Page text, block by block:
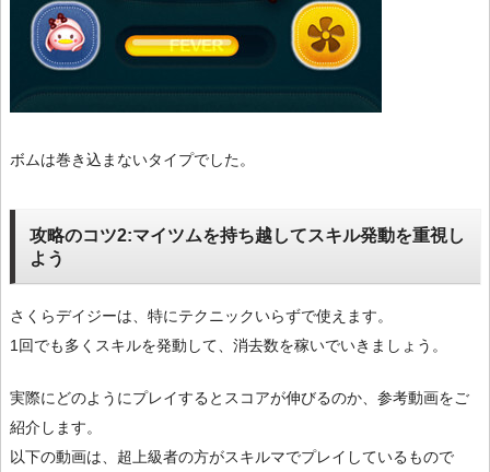
ボムは巻き込まないタイプでした。
攻略のコツ2:マイツムを持ち越してスキル発動を重視し
よう
さくらデイジーは、特にテクニックいらずで使えます。
1回でも多くスキルを発動して、消去数を稼いでいきましょう。
実際にどのようにプレイするとスコアが伸びるのか、参考動画をご
紹介します。
以下の動画は、超上級者の方がスキルマでプレイしているもので